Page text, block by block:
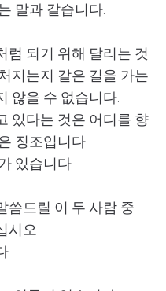
말과 같습니다.
럼 되기 위해 달리는 것
지는지 같은 길을 가는
않을 수 없습니다.
있다는 것은 어디를 향
징조입니다.
있습니다.
씀드릴 이 두 사람 중
시오.
.